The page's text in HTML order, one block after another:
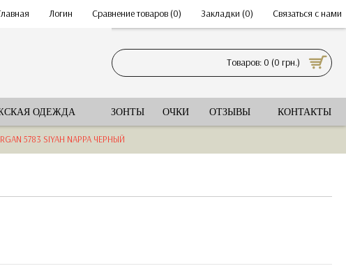
Главная Логин Сравнение товаров (0) Закладки (0) Связаться с нами
Товаров: 0 (0 грн.)
ОДЕЖДА ЗОНТЫ ОЧКИ ОТЗЫВЫ КОНТАКТЫ
5783 SIYAH NAPPA ЧЕРНЫЙ